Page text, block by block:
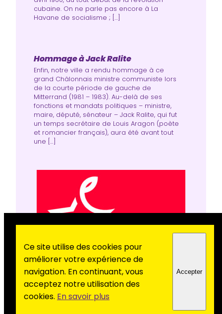
cubaine. On ne parle pas encore à La
Havane de socia­lisme ; […]
Hommage à Jack Ralite
Enfin, notre ville a rendu hommage à ce
grand Châlonnais ministre communiste lors
de la courte période de gauche de
Mitterrand (1981 – 1983). Au-delà de ses
fonctions et mandats politiques – ministre,
maire, député, sénateur – Jack Ralite, qui fut
un temps secrétaire de Louis Aragon (poète
et romancier français), aura été avant tout
une […]
Parce qu’un autre monde est
possible
Oui, au Parti communiste français, à Châlons,
Ce site utilise des cookies pour
améliorer votre expérience de
navigation. En continuant, vous
acceptez notre utilisation des
cookies. En savoir plus
Accepter